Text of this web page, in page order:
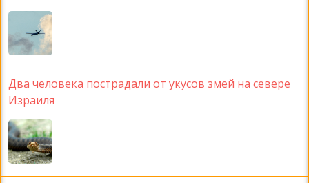
Два человека пострадали от укусов змей на севере
Израиля